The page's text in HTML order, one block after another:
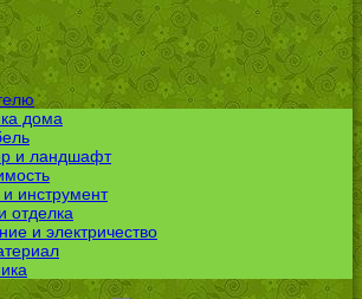
дома
и ландшафт
инструмент
отделка
и электричество